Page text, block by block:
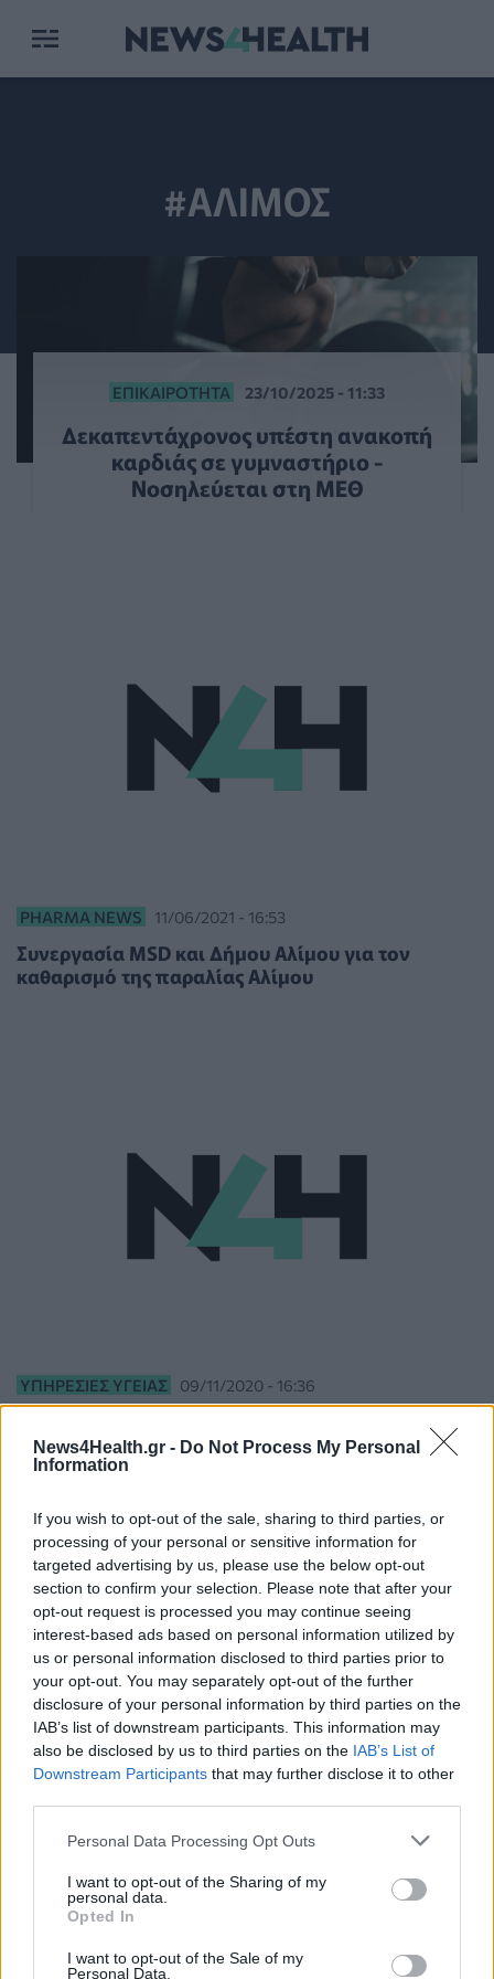
News4Health.gr - Do Not Process My Personal
Information
If you wish to opt-out of the sale, sharing to third parties, or
processing of your personal or sensitive information for
targeted advertising by us, please use the below opt-out
section to confirm your selection. Please note that after your
opt-out request is processed you may continue seeing
interest-based ads based on personal information utilized by
us or personal information disclosed to third parties prior to
your opt-out. You may separately opt-out of the further
disclosure of your personal information by third parties on the
IAB’s list of downstream participants. This information may
also be disclosed by us to third parties on the IAB’s List of
Downstream Participants that may further disclose it to other
Personal Data Processing Opt Outs
I want to opt-out of the Sharing of my
personal data.
Opted In
I want to opt-out of the Sale of my
Personal Data.
#ΑΛΙΜΟΣ
ΕΠΙΚΑΙΡΌΤΗΤΑ 23/10/2025 - 11:33
Δεκαπεντάχρονος υπέστη ανακοπή
καρδιάς σε γυμναστήριο -
Νοσηλεύεται στη ΜΕΘ
PHARMA NEWS 11/06/2021 - 16:53
Συνεργασία MSD και Δήμου Αλίμου για τον
καθαρισμό της παραλίας Αλίμου
ΥΠΗΡΕΣΊΕΣ ΥΓΕΊΑΣ 09/11/2020 - 16:36
Lockdown: Βοήθεια στο σπίτι για ευπαθή άτομα
από το Δήμο Αλίμου
ΤΕΛΕΥΤΑΙΑ ΝΕΑ
Πέντε συμβουλές για καυτό αλλά και ασφαλές σεξ το
καλοκαίρι
ΥΓΕΊΑ 06/08/2026 - 22:01
ΕΟΔΥ: Σε ύφεση κορονοϊός, γρίπη και RSV με μόλις
επτά νέες εισαγωγές για κάθε ιό
ΥΓΕΊΑ 06/08/2026 - 21:22
εργαζόμενων θα άλλαζε δουλειά για χάρη του
κατοικιδίου του
06/08/2026 - 20:49
Επιδημία χολέρας με 239 κρούσματα και 13 νεκρούς